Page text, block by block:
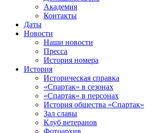
Академия
Контакты
Даты
Новости
Наши новости
Пресса
История номера
История
Историческая справка
«Спартак» в сезонах
«Спартак» в персонах
История общества «Спартак»
Зал славы
Клуб ветеранов
Фотоархив